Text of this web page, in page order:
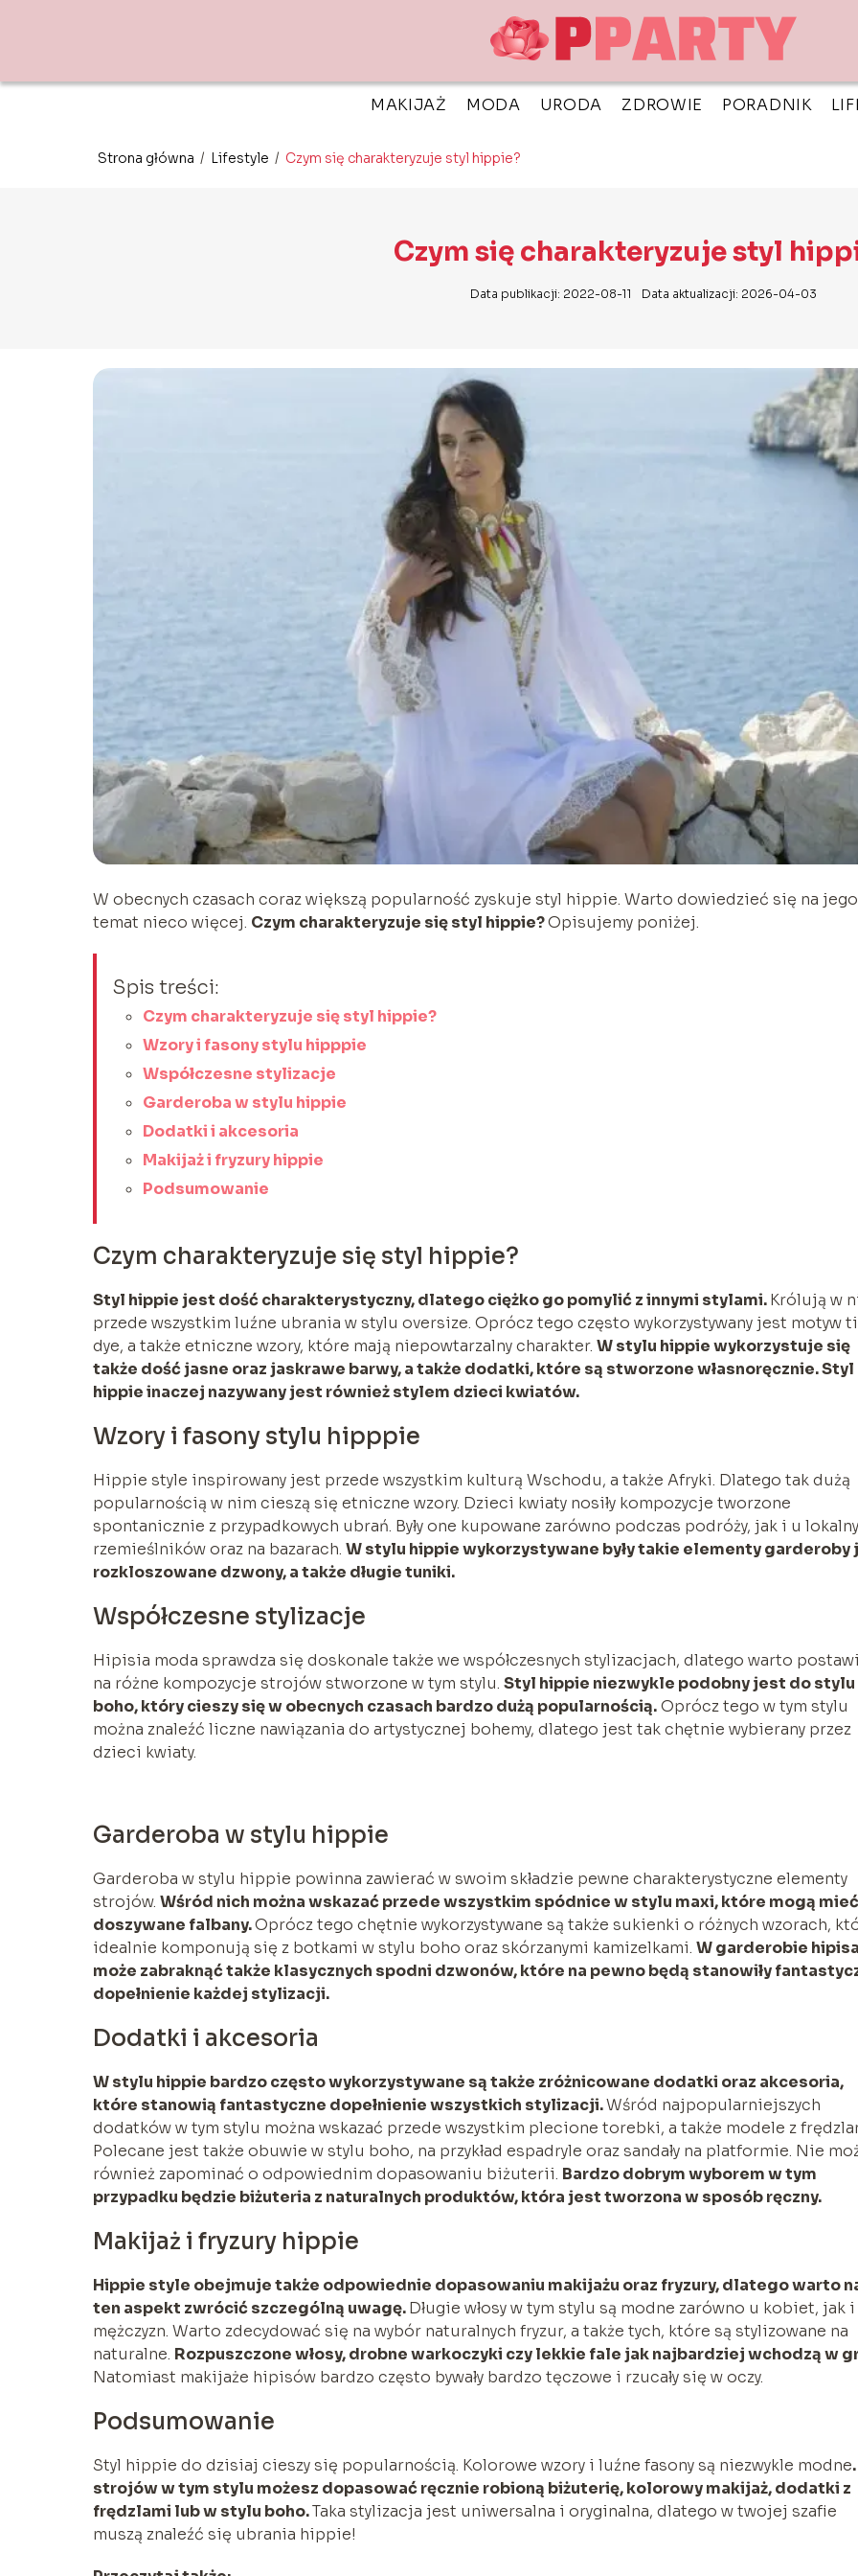
MAKIJAŻ MODA URODA ZDROWIE PORADNIK
Strona główna / Lifestyle / Czym się charakteryzuje styl hippie?
Czym się charakteryzuje styl
Data publikacji: 2022-08-11 Data aktualizacji: 2026-04-03
W obecnych czasach coraz większą popularność zyskuje styl hippie. Warto dowiedzieć się na jego
temat nieco więcej. Czym charakteryzuje się styl hippie?Opisujemy poniżej.
Spis treści:
Czym charakteryzuje się styl hippie?
Wzory i fasony stylu hipppie
Współczesne stylizacje
Garderoba w stylu hippie
Dodatki i akcesoria
Makijaż i fryzury hippie
Podsumowanie
Czym charakteryzuje się styl hippie?
Styl hippie jest dość charakterystyczny, dlatego ciężko go pomylić z innymi stylami.Królują w
przede wszystkim luźne ubrania w stylu oversize. Oprócz tego często wykorzystywany jest motyw
dye, a także etniczne wzory, które mają niepowtarzalny charakter. W stylu hippie wykorzystuje się
także dość jasne oraz jaskrawe barwy, a także dodatki, które są stworzone własnoręcznie. Styl
hippie inaczej nazywany jest również stylem dzieci kwiatów.
Wzory i fasony stylu hipppie
Hippie style inspirowany jest przede wszystkim kulturą Wschodu, a także Afryki. Dlatego tak dużą
popularnością w nim cieszą się etniczne wzory. Dzieci kwiaty nosiły kompozycje tworzone
spontanicznie z przypadkowych ubrań. Były one kupowane zarówno podczas podróży, jak i u
rzemieślników oraz na bazarach. W stylu hippie wykorzystywane były takie elementy garderoby
rozkloszowane dzwony, a także długie tuniki.
Współczesne stylizacje
Hipisia moda sprawdza się doskonale także we współczesnych stylizacjach, dlatego warto
na różne kompozycje strojów stworzone w tym stylu. Styl hippie niezwykle podobny jest do stylu
boho, który cieszy się w obecnych czasach bardzo dużą popularnością.Oprócz tego w tym stylu
można znaleźć liczne nawiązania do artystycznej bohemy, dlatego jest tak chętnie wybierany przez
dzieci kwiaty.
Garderoba w stylu hippie
Garderoba w stylu hippie powinna zawierać w swoim składzie pewne charakterystyczne elementy
strojów. Wśród nich można wskazać przede wszystkim spódnice w stylu maxi, które mogą mieć
doszywane falbany.Oprócz tego chętnie wykorzystywane są także sukienki o różnych wzorach,
idealnie komponują się z botkami w stylu boho oraz skórzanymi kamizelkami. W garderobie
może zabraknąć także klasycznych spodni dzwonów, które na pewno będą stanowiły
dopełnienie każdej stylizacji.
Dodatki i akcesoria
W stylu hippie bardzo często wykorzystywane są także zróżnicowane dodatki oraz akcesoria,
które stanowią fantastyczne dopełnienie wszystkich stylizacji.Wśród najpopularniejszych
dodatków w tym stylu można wskazać przede wszystkim plecione torebki, a także modele z
Polecane jest także obuwie w stylu boho, na przykład espadryle oraz sandały na platformie. Nie
również zapominać o odpowiednim dopasowaniu biżuterii. Bardzo dobrym wyborem w tym
przypadku będzie biżuteria z naturalnych produktów, która jest tworzona w sposób ręczny.
Makijaż i fryzury hippie
Hippie style obejmuje także odpowiednie dopasowaniu makijażu oraz fryzury, dlatego warto
ten aspekt zwrócić szczególną uwagę.Długie włosy w tym stylu są modne zarówno u kobiet, jak i
mężczyzn. Warto zdecydować się na wybór naturalnych fryzur, a także tych, które są stylizowane na
naturalne. Rozpuszczone włosy, drobne warkoczyki czy lekkie fale jak najbardziej wchodzą w
Natomiast makijaże hipisów bardzo często bywały bardzo tęczowe i rzucały się w oczy.
Podsumowanie
Styl hippie do dzisiaj cieszy się popularnością. Kolorowe wzory i luźne fasony są niezwykle modne
strojów w tym stylu możesz dopasować ręcznie robioną biżuterię, kolorowy makijaż, dodatki z
frędzlami lub w stylu boho.Taka stylizacja jest uniwersalna i oryginalna, dlatego w twojej szafie
muszą znaleźć się ubrania hippie!